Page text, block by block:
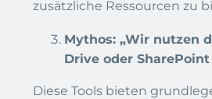
zusätzliche Ressourcen zu
Mythos: „Wir nutzen
Drive oder
Diese Tools bieten